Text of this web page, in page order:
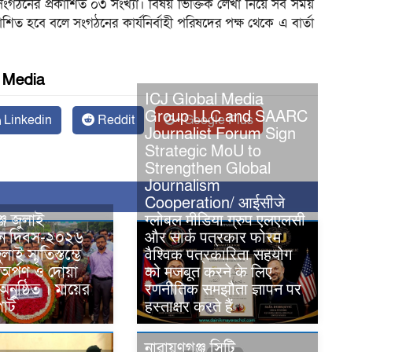
প্রকাশিত ০৩ সংখ্যা। বিষয় ভিক্তিক লেখা নিয়ে সব সময়
হবে বলে সংগঠনের কার্যনির্বাহী পরিষদের পক্ষ থেকে এ বার্তা
Linkedin Reddit
Google Plus
জুলাই
দিবস-২০২৬
স্মৃতিস্তম্ভে
ও দোয়া
। মায়ের
ICJ Global Media
Group LLC and SAARC
Journalist Forum Sign
Strategic MoU to
Strengthen Global
Journalism
Cooperation/ आईसीजे
ग्लोबल मीडिया ग्रुप एलएलसी
और सार्क पत्रकार फोरम
वैश्विक पत्रकारिता सहयोग
को मजबूत करने के लिए
रणनीतिक समझौता ज्ञापन पर
हस्ताक्षर करते हैं